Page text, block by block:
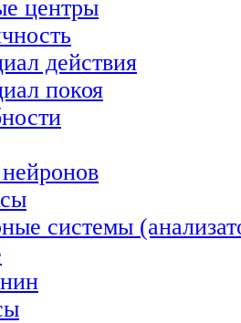
центры
действия
покоя
системы